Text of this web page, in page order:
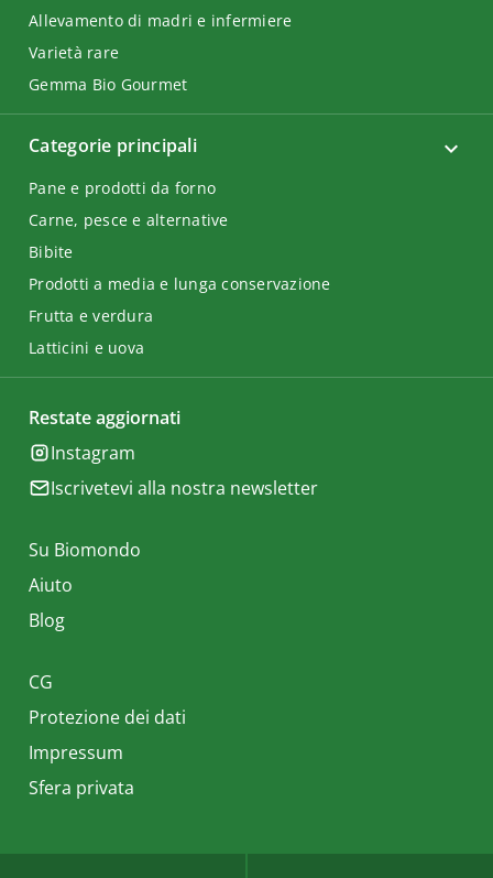
Categorie principali
Pane e prodotti da forno
Carne, pesce e alternative
Bibite
Prodotti a media e lunga conservazione
Frutta e verdura
Latticini e uova
Allevamento di madri e infermiere
Varietà rare
Gemma Bio Gourmet
Restate aggiornati
Instagram
Iscrivetevi alla nostra newsletter
Su Biomondo
Aiuto
Blog
CG
Protezione dei dati
Impressum
Sfera privata